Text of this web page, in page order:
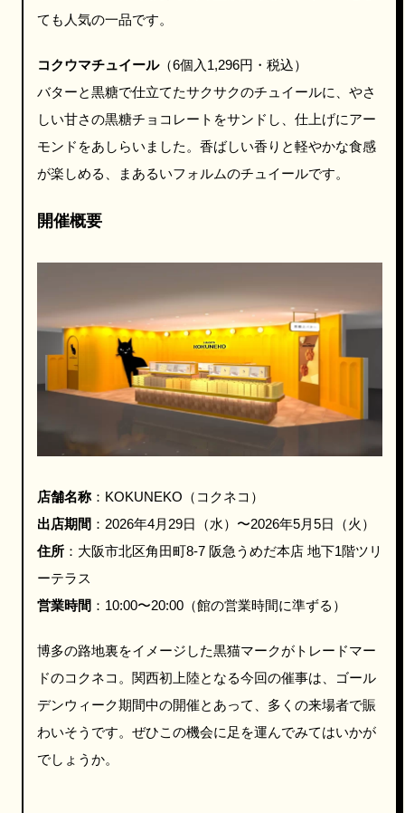
ても人気の一品です。
コクウマチュイール（6個入1,296円・税込）
バターと黒糖で仕立てたサクサクのチュイールに、やさ
しい甘さの黒糖チョコレートをサンドし、仕上げにアー
モンドをあしらいました。香ばしい香りと軽やかな食感
が楽しめる、まあるいフォルムのチュイールです。
開催概要
店舗名称：KOKUNEKO（コクネコ）
出店期間 ：2026年4月29日（水）〜2026年5月5日（火）
住所 ：大阪市北区角田町8-7 阪急うめだ本店 地下1階ツリ
ーテラス
営業時間 ：10:00〜20:00（館の営業時間に準ずる）
博多の路地裏をイメージした黒猫マークがトレードマー
ドのコクネコ。関西初上陸となる今回の催事は、ゴール
デンウィーク期間中の開催とあって、多くの来場者で賑
わいそうです。ぜひこの機会に足を運んでみてはいかが
でしょうか。